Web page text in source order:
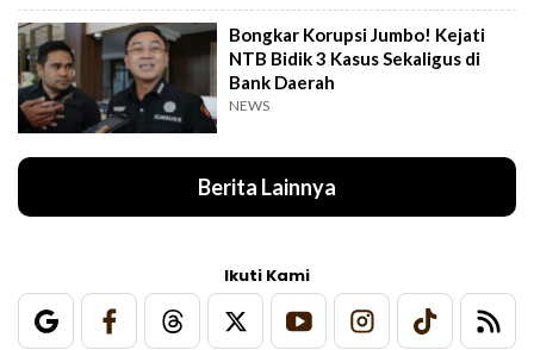
Bongkar Korupsi Jumbo! Kejati
NTB Bidik 3 Kasus Sekaligus di
Bank Daerah
NEWS
Berita Lainnya
Ikuti Kami